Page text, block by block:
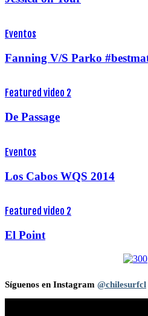
Eventos
Fanning V/S Parko
Featured video 2
De Passage
Eventos
Los Cabos WQS 2014
Featured video 2
El Point
Síguenos en Instagram @chilesurfcl